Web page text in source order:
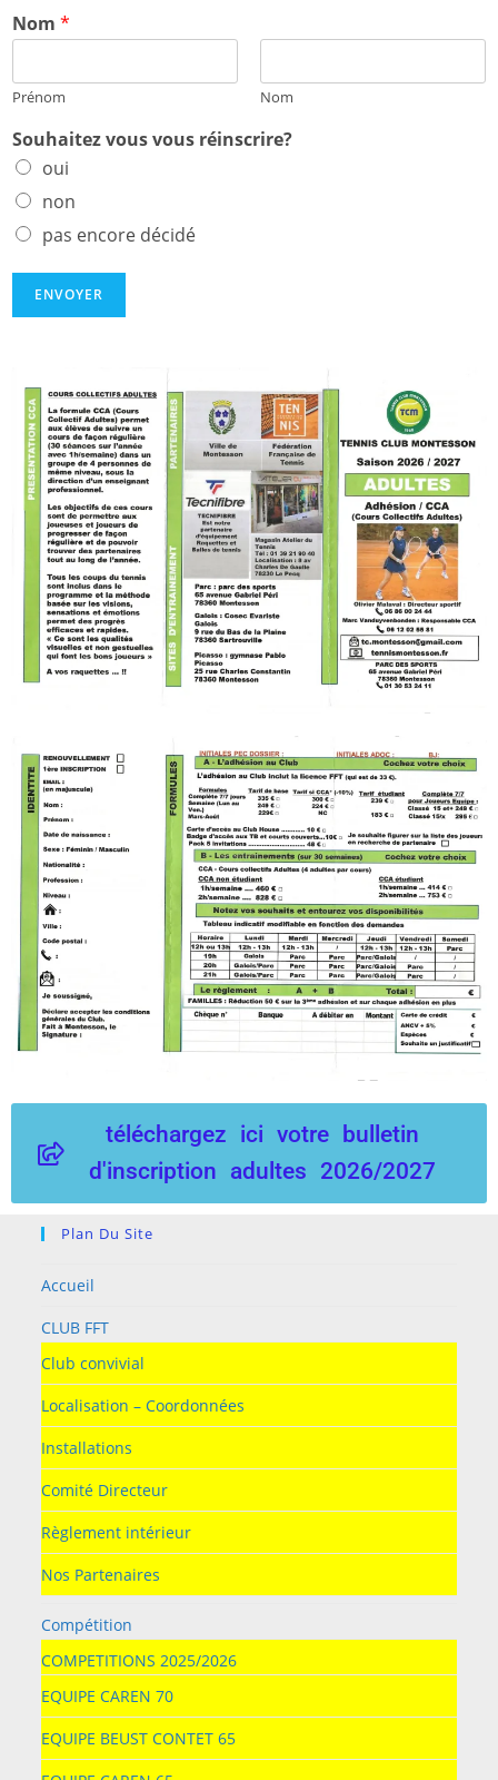
S
o
h
a
t
e
z
*
S
u
a
Nom *
Prénom Nom
Souhaitez vous vous réinscrire?
oui
non
pas encore décidé
ENVOYER
téléchargez ici votre bulletin
d'inscription adultes 2026/2027
Plan Du Site
Accueil
CLUB FFT
Club convivial
Localisation – Coordonnées
Installations
Comité Directeur
Règlement intérieur
Nos Partenaires
Compétition
COMPETITIONS 2025/2026
EQUIPE CAREN 70
EQUIPE BEUST CONTET 65